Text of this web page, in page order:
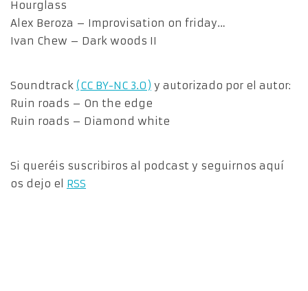
Hourglass
Alex Beroza – Improvisation on friday…
Ivan Chew – Dark woods II
Soundtrack (CC BY-NC 3.0) y autorizado por el autor:
Ruin roads – On the edge
Ruin roads – Diamond white
Si queréis suscribiros al podcast y seguirnos aquí
os dejo el RSS